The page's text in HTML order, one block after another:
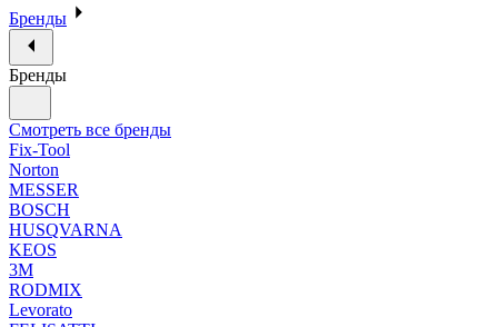
Бренды
Бренды
Смотреть все бренды
Fix-Tool
Norton
MESSER
BOSCH
HUSQVARNA
KEOS
3М
RODMIX
Levorato